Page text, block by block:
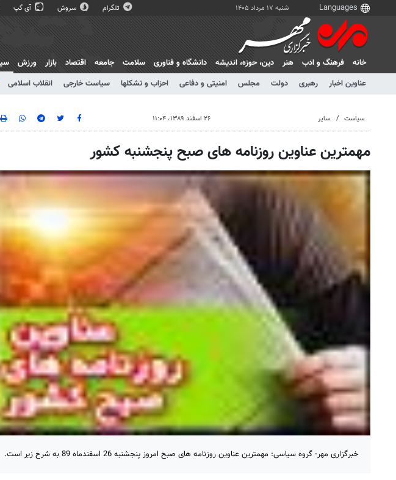
شنبه ۱۷ مرداد ۱۴۰۵ تلگرام سروش آی گپ
خانه فرهنگ و ادب هنر دين، حوزه، انديشه دانشگاه و فناوری سلامت جامعه اقتصاد بازار ورزش
عناوین اخبار
رهبری دولت مجلس امنیتی و دفاعی احزاب و تشکلها سیاست خارجی انقلاب اسلامی
سیاست سایر ۲۶ اسفند ۱۳۸۹، ۱۱:۰۴
مهمترین عناوین روزنامه های صبح پنجشنبه کشور
خبرگزاری مهر- گروه سیاسی: مهمترین عناوین روزنامه های صبح امروز پنجشنبه 26 اسفندماه 89 به شرح زیر است.